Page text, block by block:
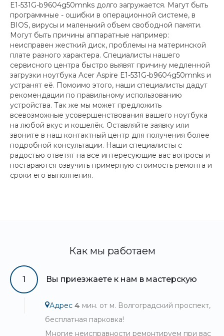
E1-531G-b9604g50mnks долго загружается. Магут быть
программные - ошибки в операционной системе, в
BIOS, вирусы и маленький объем свободной памяти.
Могут быть причины аппаратные например:
неисправен жесткий диск, проблемы на материнской
плате разного характера. Специалисты нашего
сервисного центра быстро выявят причину медленной
загрузки ноутбука Acer Aspire E1-531G-b9604g50mnks и
устранят её. Помоимо этого, наши специалисты дадут
рекомендации по правильному использованию
устройства. Так же мы может предложить
всевозможные усовершенствования вашего ноутбука
на любой вкус и кошелёк. Оставляйте заявку или
звоните в наш контактный центр для получения более
подробной консультации. Наши специалисты с
радостью ответят на все интересующие вас вопросы и
постараются озвучить примерную стоимость ремонта и
сроки его выполнения.
Как мы работаем
1 Вы приезжаете к нам в мастерскую
Адрес 4 мин. от м. Волгоградский проспект,
бесплатная парковка!
Многие неисправности ремонтируем при вас